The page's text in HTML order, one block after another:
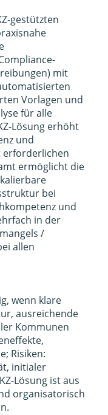
gestützten
mit
Vorlagen und
für alle
Lösung erhöht
und
erforderlichen
ermöglicht die
bei
und
in der
/
allen
wenn klare
ausreichende
Kommunen
Risiken:
initialer
Lösung ist aus
organisatorisch